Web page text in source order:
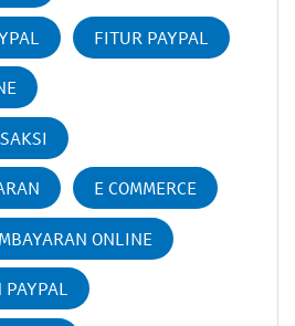
FITUR PAYPAL
E COMMERCE
ONLINE
PAYPAL